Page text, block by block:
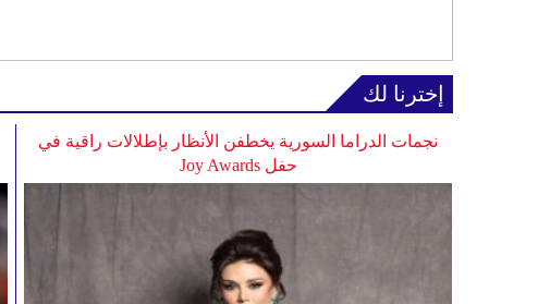
إخترنا لك
نجمات الدراما السورية يخطفن الأنظار بإطلالات راقية في
حفل Joy Awards